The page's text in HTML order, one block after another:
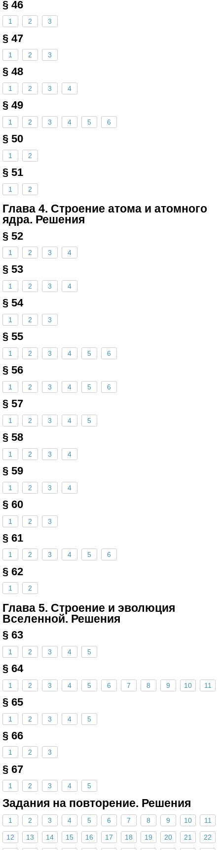
§ 46
1 2 3
§ 47
1 2 3
§ 48
1 2 3 4
§ 49
1 2 3 4 5 6
§ 50
1 2
§ 51
1 2
Глава 4. Строение атома и атомного
ядра. Решения
§ 52
1 2 3 4
§ 53
1 2 3 4
§ 54
1 2 3
§ 55
1 2 3 4 5 6
§ 56
1 2 3 4 5 6
§ 57
1 2 3 4 5
§ 58
1 2 3 4
§ 59
1 2 3 4
§ 60
1 2 3
§ 61
1 2 3 4 5 6
§ 62
1 2
Глава 5. Строение и эволюция
Вселенной. Решения
§ 63
1 2 3 4 5
§ 64
1 2 3 4 5 6 7 8 9 10 11
§ 65
1 2 3 4 5
§ 66
1 2 3
§ 67
1 2 3 4 5
Задания на повторение. Решения
1 2 3 4 5 6 7 8 9 10 11
12 13 14 15 16 17 18 19 20 21 22